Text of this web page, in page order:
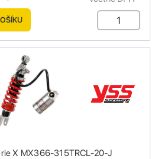
X MX366-315TRCL-20-J